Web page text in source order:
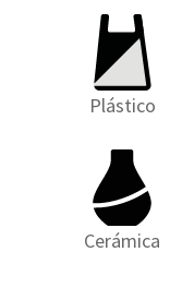
Plástico
Cerámica